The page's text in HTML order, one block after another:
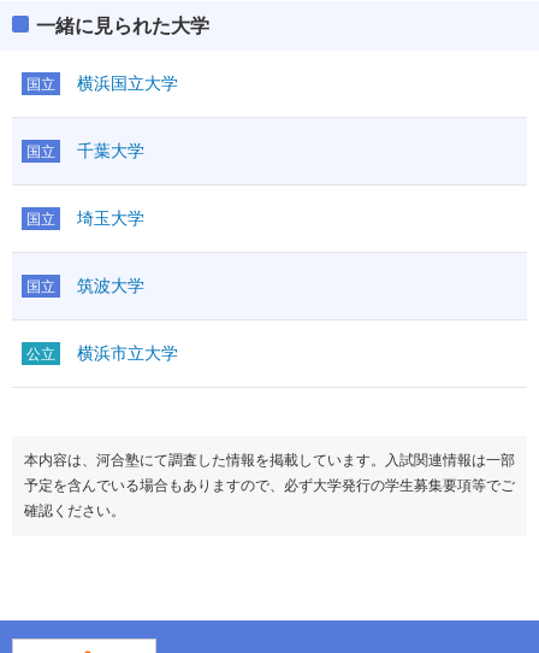
一緒に見られた大学
国立 横浜国立大学
国立 千葉大学
国立 埼玉大学
国立 筑波大学
公立 横浜市立大学
本内容は、河合塾にて調査した情報を掲載しています。入試関連情報は一部
予定を含んでいる場合もありますので、必ず大学発行の学生募集要項等でご
確認ください。